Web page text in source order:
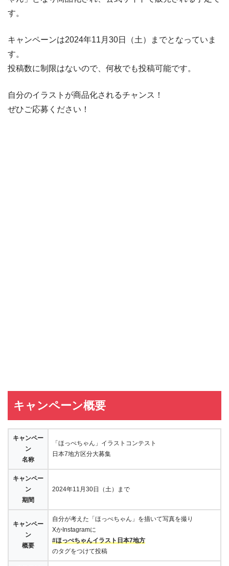
す。
キャンペーンは2024年11月30日（土）までとなっていま
す。
投稿数に制限はないので、何枚でも投稿可能です。
自分のイラストが商品化されるチャンス！
ぜひご応募ください！
キャンペーン概要
キャンペー
ン
名称
「ほっぺちゃん」イラストコンテスト
日本7地方区分大募集
キャンペー
ン
期間
2024年11月30日（土）まで
キャンペー
ン
概要
自分が考えた「ほっぺちゃん」を描いて写真を撮り
XかInstagramに
#ほっぺちゃんイラスト日本7地方
のタグをつけて投稿